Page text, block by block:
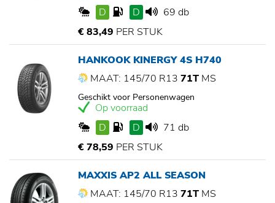
D
D
69 db
€ 83,49 PER STUK
HANKOOK KINERGY 4S H740
MAAT: 145/70 R13 71T MS
Geschikt voor Personenwagen
Op voorraad
D
D
71 db
€ 78,59 PER STUK
MAXXIS AP2 ALL SEASON
MAAT: 145/70 R13 71T MS